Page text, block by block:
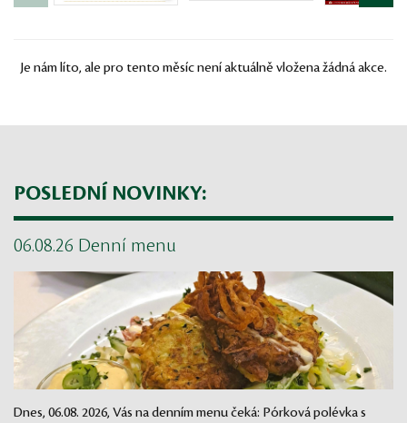
Je nám líto, ale pro tento měsíc není aktuálně vložena žádná akce.
POSLEDNÍ NOVINKY:
06.08.26 Denní menu
Dnes, 06.08. 2026, Vás na denním menu čeká: Pórková polévka s